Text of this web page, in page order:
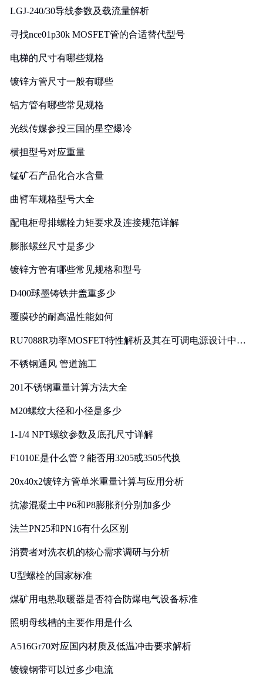
LGJ-240/30导线参数及载流量解析
寻找nce01p30k MOSFET管的合适替代型号
电梯的尺寸有哪些规格
镀锌方管尺寸一般有哪些
铝方管有哪些常见规格
光线传媒参投三国的星空爆冷
横担型号对应重量
锰矿石产品化合水含量
曲臂车规格型号大全
配电柜母排螺栓力矩要求及连接规范详解
膨胀螺丝尺寸是多少
镀锌方管有哪些常见规格和型号
D400球墨铸铁井盖重多少
覆膜砂的耐高温性能如何
RU7088R功率MOSFET特性解析及其在可调电源设计中的
不锈钢通风 管道施工
201不锈钢重量计算方法大全
M20螺纹大径和小径是多少
1-1/4 NPT螺纹参数及底孔尺寸详解
F1010E是什么管？能否用3205或3505代换
20x40x2镀锌方管单米重量计算与应用分析
抗渗混凝土中P6和P8膨胀剂分别加多少
法兰PN25和PN16有什么区别
消费者对洗衣机的核心需求调研与分析
U型螺栓的国家标准
煤矿用电热取暖器是否符合防爆电气设备标准
照明母线槽的主要作用是什么
A516Gr70对应国内材质及低温冲击要求解析
镀镍钢带可以过多少电流